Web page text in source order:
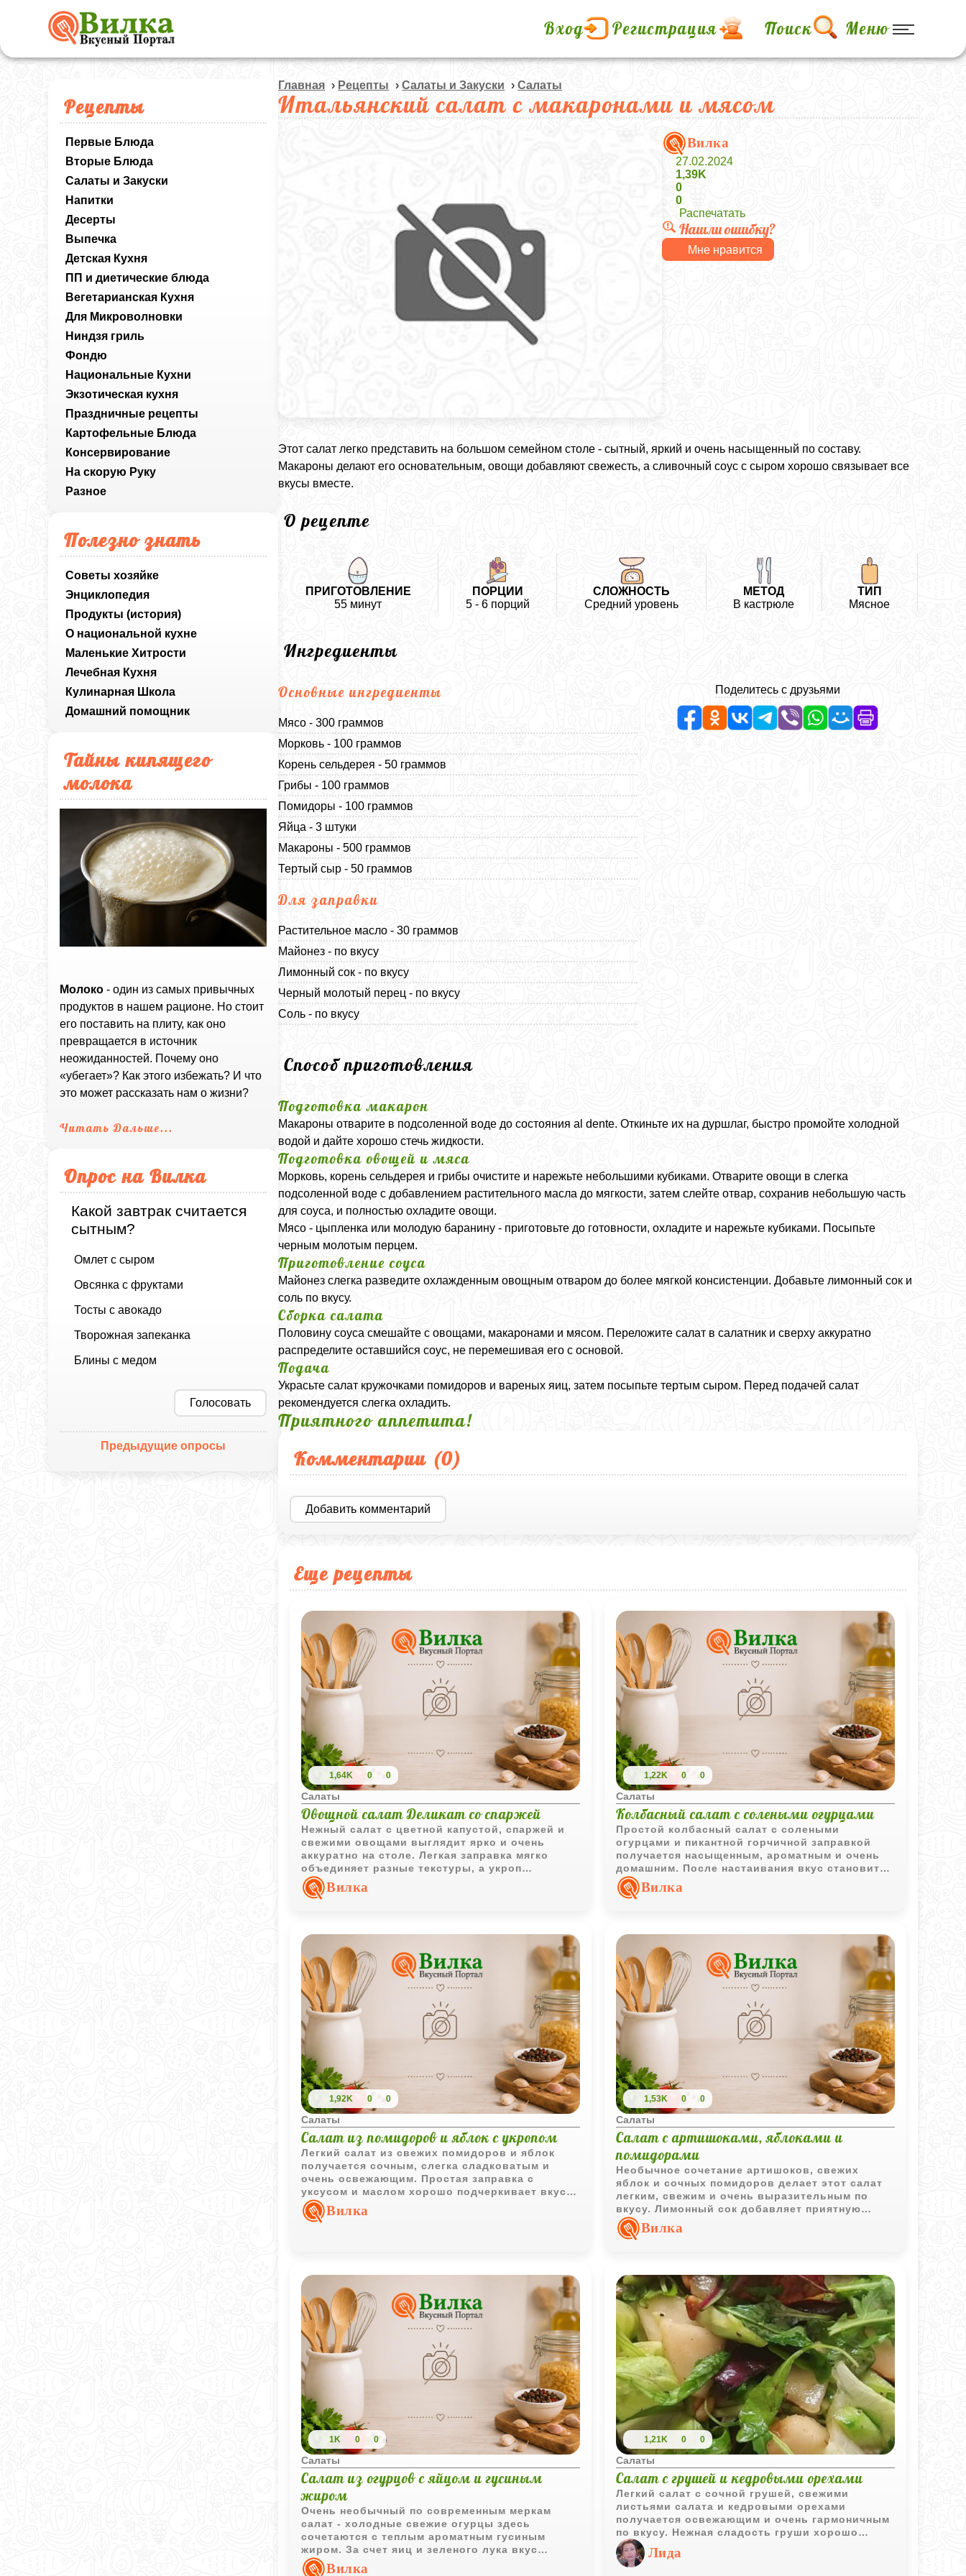
Вход Регистрация Поиск Меню
Рецепты
Первые Блюда
Вторые Блюда
Салаты и Закуски
Напитки
Десерты
Выпечка
Детская Кухня
ПП и диетические блюда
Вегетарианская Кухня
Для Микроволновки
Ниндзя гриль
Фондю
Национальные Кухни
Экзотическая кухня
Праздничные рецепты
Картофельные Блюда
Консервирование
На скорую Руку
Разное
Полезно знать
Советы хозяйке
Энциклопедия
Продукты (история)
О национальной кухне
Маленькие Хитрости
Лечебная Кухня
Кулинарная Школа
Домашний помощник
Тайны кипящего
молока
Молоко - один из самых привычных
продуктов в нашем рационе. Но стоит
его поставить на плиту, как оно
превращается в источник
неожиданностей. Почему оно
«убегает»? Как этого избежать? И что
это может рассказать нам о жизни?
Читать Дальше...
Опрос на Вилка
Какой завтрак считается
сытным?
Омлет с сыром
Овсянка с фруктами
Тосты с авокадо
Творожная запеканка
Блины с медом
Голосовать
Предыдущие опросы
Главная › Рецепты ›Салаты и Закуски ›Салаты
Итальянский салат с макаронами и мясом
Вилка
27.02.2024
1,39K
0
0
Распечатать
Нашли ошибку?
Мне нравится
Этот салат легко представить на большом семейном столе - сытный, яркий и очень насыщенный по составу.
Макароны делают его основательным, овощи добавляют свежесть, а сливочный соус с сыром хорошо связывает все
вкусы вместе.
О рецепте
ПРИГОТОВЛЕНИЕ
55 минут
ПОРЦИИ
5 - 6 порций
СЛОЖНОСТЬ
Средний уровень
МЕТОД
В кастрюле
ТИП
Мясное
Ингредиенты
Основные ингредиенты
Мясо - 300 граммов
Морковь - 100 граммов
Корень сельдерея - 50 граммов
Грибы - 100 граммов
Помидоры - 100 граммов
Яйца - 3 штуки
Макароны - 500 граммов
Тертый сыр - 50 граммов
Для заправки
Растительное масло - 30 граммов
Майонез - по вкусу
Лимонный сок - по вкусу
Черный молотый перец - по вкусу
Соль - по вкусу
Поделитесь с друзьями
Способ приготовления
Подготовка макарон
Макароны отварите в подсоленной воде до состоянияal dente. Откиньте их на дуршлаг, быстро промойте холодной
водой и дайте хорошо стечь жидкости.
Подготовка овощей и мяса
Морковь, корень сельдерея и грибы очистите и нарежьте небольшими кубиками. Отварите овощи в слегка
подсоленной воде с добавлением растительного масла до мягкости, затем слейте отвар, сохранив небольшую часть
для соуса, и полностью охладите овощи.
Мясо - цыпленка или молодую баранину - приготовьте до готовности, охладите и нарежьте кубиками. Посыпьте
черным молотым перцем.
Приготовление соуса
Майонез слегка разведите охлажденным овощным отваром до более мягкой консистенции. Добавьте лимонный сок и
соль по вкусу.
Сборка салата
Половину соуса смешайте с овощами, макаронами и мясом. Переложите салат в салатник и сверху аккуратно
распределите оставшийся соус, не перемешивая его с основой.
Подача
Украсьте салат кружочками помидоров и вареных яиц, затем посыпьте тертым сыром. Перед подачей салат
рекомендуется слегка охладить.
Приятного аппетита!
Комментарии (0)
Добавить комментарий
Еще рецепты
1,64K 0 0
Салаты
Овощной салат Деликат со спаржей
Нежный салат с цветной капустой, спаржей и
свежими овощами выглядит ярко и очень
аккуратно на столе. Легкая заправка мягко
объединяет разные текстуры, а укроп
добавляет свежий аромат и домашное
настроение.
Вилка
1,22K 0 0
Салаты
Колбасный салат с солеными огурцами
Простой колбасный салат с солеными
огурцами и пикантной горчичной заправкой
получается насыщенным, ароматным и очень
домашним. После настаивания вкус становится
более ярким и сбалансированным.
Вилка
1,92K 0 0
Салаты
Салат из помидоров и яблок с укропом
Легкий салат из свежих помидоров и яблок
получается сочным, слегка сладковатым и
очень освежающим. Простая заправка с
уксусом и маслом хорошо подчеркивает вкус
овощей и фруктов.
Вилка
1,53K 0 0
Салаты
Салат с артишоками, яблоками и
помидорами
Необычное сочетание артишоков, свежих
яблок и сочных помидоров делает этот салат
легким, свежим и очень выразительным по
вкусу. Лимонный сок добавляет приятную
кислинку, а сельдерей делает текстуру более
хрустящей.
Вилка
1K 0 0
Салаты
Салат из огурцов с яйцом и гусиным
жиром
Очень необычный по современным меркам
салат - холодные свежие огурцы здесь
сочетаются с теплым ароматным гусиным
жиром. За счет яиц и зеленого лука вкус
получается мягче и неожиданно гармоничным.
Вилка
1,21K 0 0
Салаты
Салат с грушей и кедровыми орехами
Легкий салат с сочной грушей, свежими
листьями салата и кедровыми орехами
получается освежающим и очень гармоничным
по вкусу. Нежная сладость груши хорошо
сочетается с пикантной горчичной заправкой.
Лида